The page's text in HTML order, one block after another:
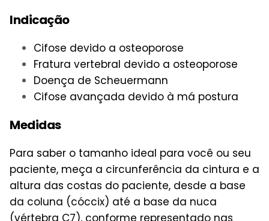
Indicação
Cifose devido a osteoporose
Fratura vertebral devido a osteoporose
Doença de Scheuermann
Cifose avançada devido à má postura
Medidas
Para saber o tamanho ideal para você ou seu
paciente, meça a circunferência da cintura e a
altura das costas do paciente, desde a base
da coluna (cóccix) até a base da nuca
(vértebra C7), conforme representado nas